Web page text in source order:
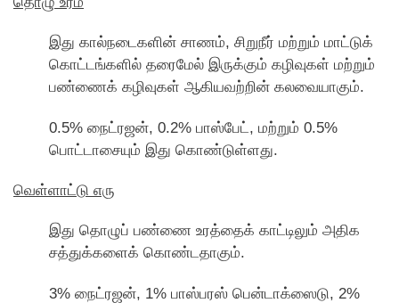
இது கால்நடைகளின் சாணம், சிறுநீர் மற்றும் மாட்டுக்
காெட்டங்களில் தரைமேல் இருக்கும் கழிவுகள் மற்றும்
பண்ணைக் கழிவுகள் ஆகியவற்றின் கலவையாகும்.
0.5% நைட்ரஜன், 0.2% பாஸ்பேட், மற்றும் 0.5%
பொட்டாசையும் இது காெண்டுள்ளது.
வெள்ளாட்டு எரு
இது தாெழுப் பண்ணை உரத்தைக் காட்டிலும் அதிக
சத்துக்களைக் காெண்டதாகும்.
3% நைட்ரஜன், 1% பாஸ்பரஸ் பென்டாக்ஸைடு, 2%